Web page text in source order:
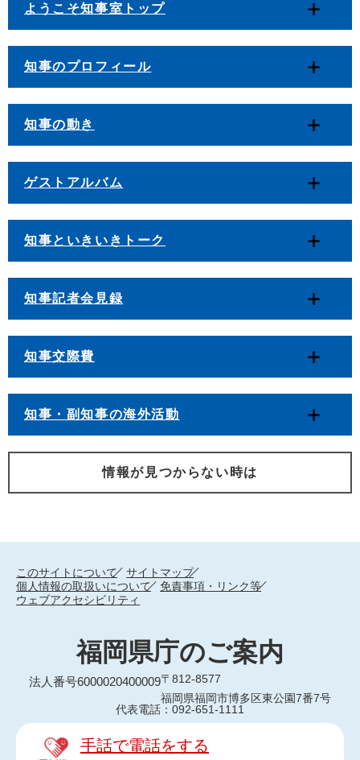
ようこそ知事室トップ
知事のプロフィール
知事の動き
ゲストアルバム
知事といきいきトーク
知事記者会見録
知事交際費
知事・副知事の海外活動
情報が見つからない時は
このサイトについて
サイトマップ
個人情報の取扱いについて
免責事項・リンク等
ウェブアクセシビリティ
福岡県庁のご案内
法人番号6000020400009〒812-8577
福岡県福岡市博多区東公園7番7号
代表電話：092-651-1111
手話で電話をする